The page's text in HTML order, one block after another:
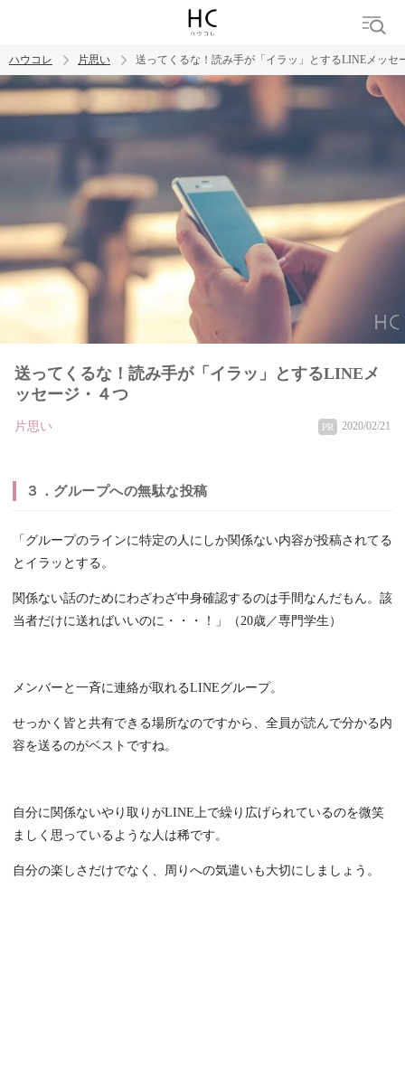
トレンド ワード
女磨き
ハウコレ 片思い 送ってくるな！読み手が「イラッ」とするLINEメッセ
送ってくるな！読み手が「イラッ」とするLINEメ
ッセージ・４つ
片思い PR 2020/02/21
３．グループへの無駄な投稿
「グループのラインに特定の人にしか関係ない内容が投稿されてる
とイラッとする。
関係ない話のためにわざわざ中身確認するのは手間なんだもん。該
当者だけに送ればいいのに・・・！」（20歳／専門学生）
メンバーと一斉に連絡が取れるLINEグループ。
せっかく皆と共有できる場所なのですから、全員が読んで分かる内
容を送るのがベストですね。
自分に関係ないやり取りがLINE上で繰り広げられているのを微笑
ましく思っているような人は稀です。
自分の楽しさだけでなく、周りへの気遣いも大切にしましょう。